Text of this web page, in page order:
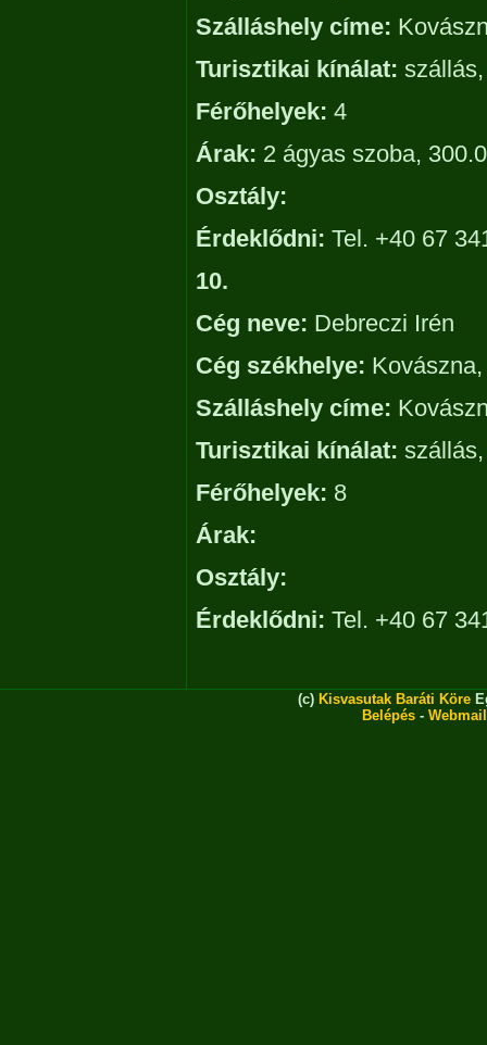
Szálláshely címe:
Turisztikai kínálat:
Férőhelyek: 4
Árak: 2 ágyas szoba,
Osztály:
Érdeklődni: Tel. +40 67
10.
Cég neve: Debreczi Irén
Cég székhelye:
Szálláshely címe:
Turisztikai kínálat:
Férőhelyek: 8
Árak:
Osztály:
Érdeklődni: Tel. +40 67
(c) Kisvasutak Baráti Köre
Belépés - Webmail